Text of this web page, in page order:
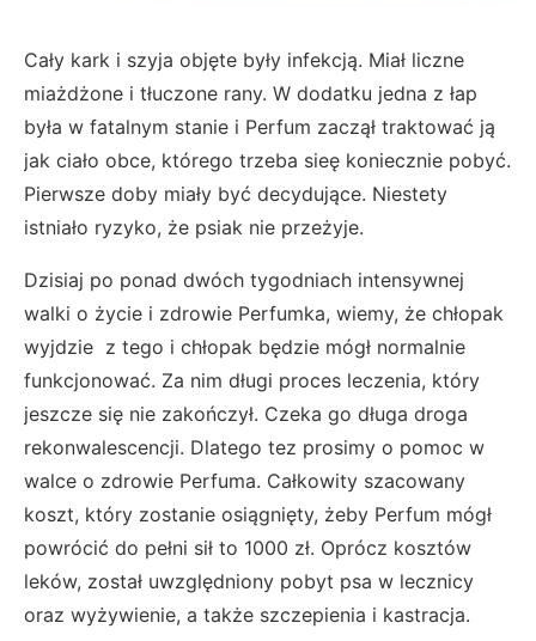
Cały kark i szyja objęte były infekcją. Miał liczne
miażdżone i tłuczone rany. W dodatku jedna z łap
była w fatalnym stanie i Perfum zaczął traktować ją
jak ciało obce, którego trzeba sieę koniecznie pobyć.
Pierwsze doby miały być decydujące. Niestety
istniało ryzyko, że psiak nie przeżyje.
Dzisiaj po ponad dwóch tygodniach intensywnej
walki o życie i zdrowie Perfumka, wiemy, że chłopak
wyjdzie z tego i chłopak będzie mógł normalnie
funkcjonować. Za nim długi proces leczenia, który
jeszcze się nie zakończył. Czeka go długa droga
rekonwalescencji. Dlatego tez prosimy o pomoc w
walce o zdrowie Perfuma. Całkowity szacowany
koszt, który zostanie osiągnięty, żeby Perfum mógł
powrócić do pełni sił to 1000 zł. Oprócz kosztów
leków, został uwzględniony pobyt psa w lecznicy
oraz wyżywienie, a także szczepienia i kastracja.